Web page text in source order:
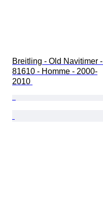
Breitling - Old Navitimer -
81610 - Homme - 2000-
2010